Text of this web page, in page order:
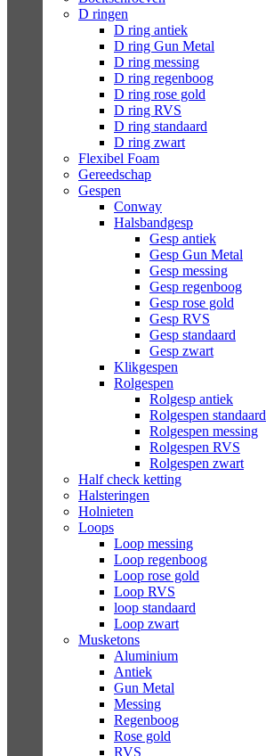
D ringen
D ring antiek
D ring Gun Metal
D ring messing
D ring regenboog
D ring rose gold
D ring RVS
D ring standaard
D ring zwart
Flexibel Foam
Gereedschap
Gespen
Conway
Halsbandgesp
Gesp antiek
Gesp Gun Metal
Gesp messing
Gesp regenboog
Gesp rose gold
Gesp RVS
Gesp standaard
Gesp zwart
Klikgespen
Rolgespen
Rolgesp antiek
Rolgespen standaard
Rolgespen messing
Rolgespen RVS
Rolgespen zwart
Half check ketting
Halsteringen
Holnieten
Loops
Loop messing
Loop regenboog
Loop rose gold
Loop RVS
loop standaard
Loop zwart
Musketons
Aluminium
Antiek
Gun Metal
Messing
Regenboog
Rose gold
RVS